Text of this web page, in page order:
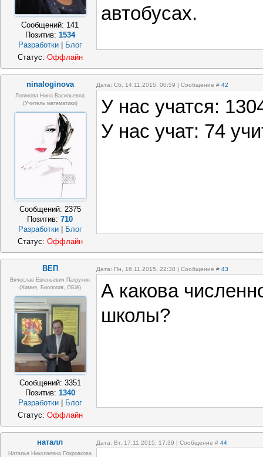
Сообщений: 141
Позитив: 1534
Разработки
Блог
автобусах.
Статус: Оффлайн
ninaloginova Дата: Сб, 14.11.2015, 00:59 | Сообщение # 42
Логинова Нина Васильевна
(учитель математики)
Сообщений: 2375
Позитив:710
Разработки
Блог
У нас учатся:
У нас учат: 74
Статус: Оффлайн
ВЕП Дата: Пн, 16.11.2015, 22:38 | Сообщение # 43
Вячеслав Евгеньевич Патрухин
(Химия, Биология, ОБЖ)
Сообщений: 3351
Позитив: 1340
Разработки
Блог
А какова
школы?
Статус: Оффлайн
наталл Дата: Вт, 17.11.2015, 17:39 | Сообщение # 44
Наталья Николаевна Покровкова